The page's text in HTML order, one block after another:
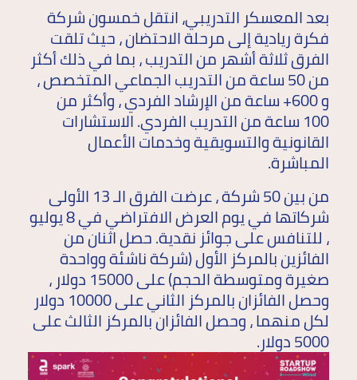
بعد المعسكر التدريبي، انتقل خمسون شركة
فكرة ريادية إلى مرحلة الاحتضان ، حيث تلقت
الفرق ثلاثة أشهر من التدريب ، بما في ذلك أكثر
من 50 ساعة من التدريب الجماعي المتخصص ،
و 600+ ساعة من الإرشاد الفردي ، وأكثر من
100 ساعة من التدريب الفردي. الاستشارات
القانونية والتسويقية وخدمات الأعمال
المباشرة.
من بين 50 شركة ، عرضت الفرق الـ 13 الأولى
شركاتها في يوم العرض الافتراضي في 8 يوليو
، للتنافس على جوائز نقدية. حصل اثنان من
الفائزين بالمركز الأول (شركة ناشئة وواحدة
صغيرة ومتوسطة الحجم) على 15000 دولار ،
وحصل الفائزان بالمركز الثاني على 10000 دولار
لكل منهما ، وحصل الفائزان بالمركز الثالث على
5000 دولار.